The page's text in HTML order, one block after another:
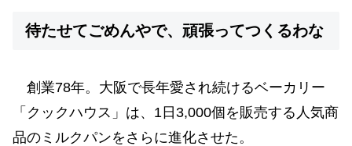
待たせてごめんやで、頑張ってつくるわな
創業78年。大阪で長年愛され続けるベーカリー
「クックハウス」は、1日3,000個を販売する人気商
品のミルクパンをさらに進化させた。